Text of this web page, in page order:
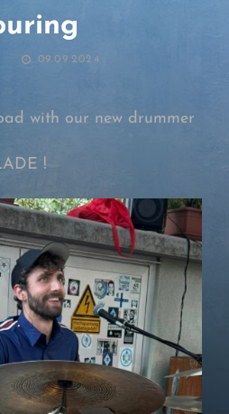
POSTED
09.09.2024
with our new drummer
!